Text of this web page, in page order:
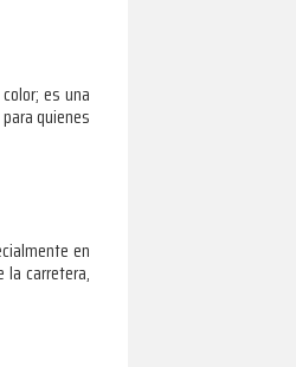
es una
quienes
en
la carretera,